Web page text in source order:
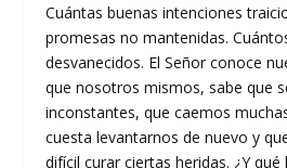
Cuántas buenas intenciones
promesas no mantenidas.
desvanecidos. El Señor conoce
que nosotros mismos, sabe que
inconstantes, que caemos
cuesta levantarnos de nuevo y
difícil curar ciertas heridas. ¿Y